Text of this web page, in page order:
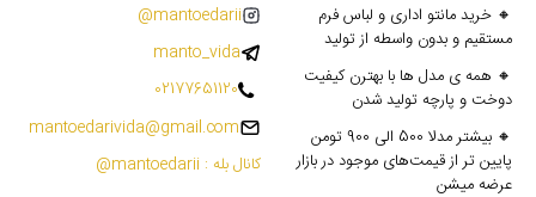
🔸 خرید مانتو اداری و لباس فرم
مستقیم و بدون واسطه از تولید
🔸 همه ی مدل ها با بهترن کیفیت
دوخت و پارچه تولید شدن
🔸 بیشتر مدلا 500 الی 900 تومن
پایین تر از قیمت‌های موجود در بازار
عرضه میشن
mantoedarii@
manto_vida
02177651120
mantoedarivida@gmail.com
کانال بله : mantoedarii@